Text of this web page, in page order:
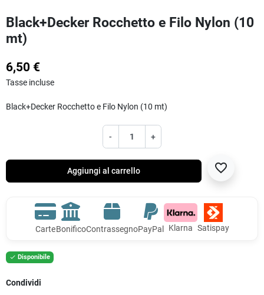
Black+Decker Rocchetto e Filo Nylon (10
mt)
6,50 €
Tasse incluse
Black+Decker Rocchetto e Filo Nylon (10 mt)
- +
Aggiungi al carrello favorite_border
CarteBonificoContrassegnoPayPal Klarna Satispay
 Disponibile
Condividi